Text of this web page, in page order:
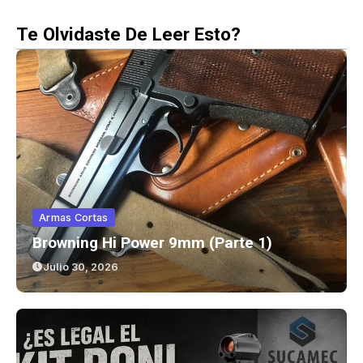
Te Olvidaste De Leer Esto?
Armas Cortas
Browning Hi Power 9mm (parte 1)
Julio 30, 2026